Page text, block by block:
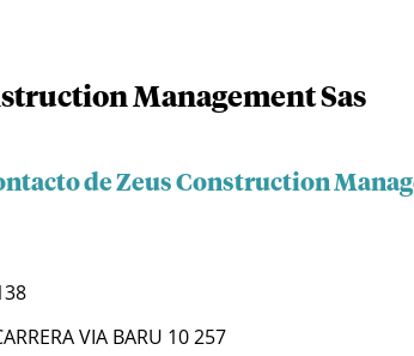
Management Sas
de Zeus Construction
VIA BARU 10 257